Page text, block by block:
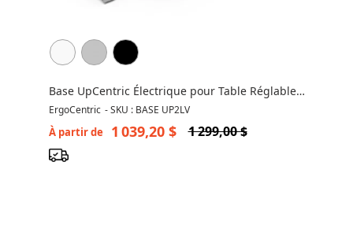
Base UpCentric Électrique pour Table Réglable
en Hauteur
ErgoCentric -SKU : BASE UP2LV
À partir de 1 039,20 $ 1 299,00 $